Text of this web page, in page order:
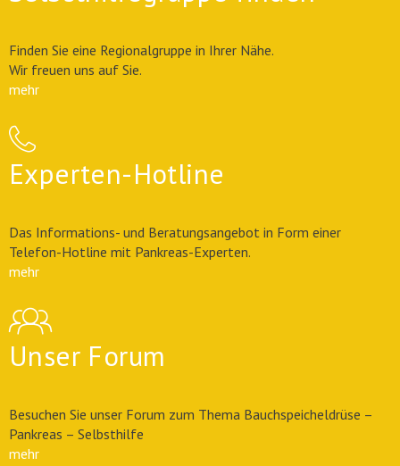
Finden Sie eine Regionalgruppe in Ihrer Nähe.
Wir freuen uns auf Sie.
mehr
Experten-Hotline
Das Informations- und Beratungsangebot in Form einer
Telefon-Hotline mit Pankreas-Experten.
mehr
Unser Forum
Besuchen Sie unser Forum zum Thema Bauchspeicheldrüse –
Pankreas – Selbsthilfe
mehr